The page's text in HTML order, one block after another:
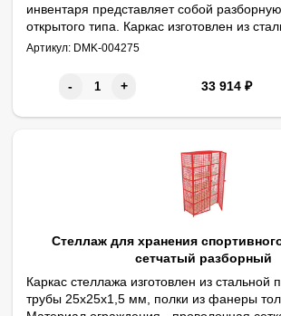
инвентаря представляет собой
открытого типа. Каркас изготовлен из
профильной трубы 25х25 мм, полки из
Окрашен прочной порошковой краской в
Параметры:
Высота - 1900 мм
Артикул: DMK-004275
- + 33 914 ₽
Стеллаж для хранения
сетчатый разборный
Каркас стеллажа изготовлен из стальной
трубы 25х25х1,5 мм, полки из фанеры